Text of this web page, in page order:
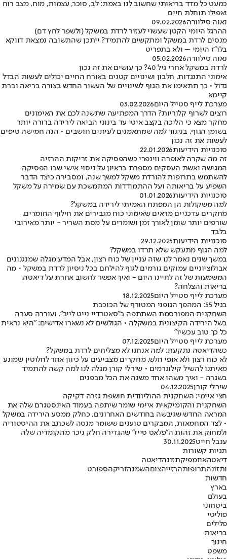
כמעט כל מדד בריאותי שחשוב לנו באמת: לב, סוכר, עצמות, מוח, מצב רוח
ואפילו תוחלת חיים
נאוה סילוורה09.02.2026
ההרגל היומי הקטן שעשוי לעזור לרדת במשקל (ולשפר לחץ דם)
מנסים לרדת במשקל ומתקשים להתמיד? ייתכן שהתשובה נמצאת דווקא
בלו"ז היומי – ולא בתפריט
נאוה סילוורה05.02.2026
לרדת במשקל אחרי גיל 40? כך עושים את זה נכון
אימוני התנגדות, חלבון ושינויים קטנים באורח החיים יכולים לעשות הבדל
גדול • כך תתאימו את הגוף לשינויים של העשור החדש בצורה בריאה וברת
קיימא
מערכת לייף סטייל היום03.02.2026
רוצים לשרוף קלוריות? הדרך המפתיעה שתשנה לכם את האימונים
מחקר מצא כי הליכה בקצב איטי עד בינוני הביאה לירידה ברורה יותר
בשומן הגוף, בניגוד למה שמתאמנים לעיתים חושבים • הנה חמישה טיפים
לעשות את זה נכון
סוכנויות הידיעות22.01.2026
זה מה שקרה לאופרה ווינפרי כשהפסיקה את זריקות ההרזיה
המגישה ואשת העסקים מספרת בראיון על ניסוי אישי שבו הפסיקה
להשתמש בתרופות להורדת משקל למשך שנה, ומסבירה כיצד הדבר
השפיע על בריאותה ועל ההתמודדות המתמשכת עם שמירה על משקל
סוכנויות הידיעות01.01.2026
למה משקולות הן המפתח האמיתי לירידה במשקל?
מחקרים עדכניים מראים שאימוני כוח מגבירים את חילוף החומרים,
שורפים יותר שומן לאורך זמן ושומרים על מסת השריר - יותר מאירובי
בלבד
סוכנויות הידיעות29.12.2025
למה הגוף מתעקש שלא תרדו במשקל?
במשך שנים נאמר לנו שזה עניין של כוח רצון, אבל המדע מגלה שמנגנונים
אבולוציוניים עמוקים גורמים לגוף להילחם בכל ניסיון לרדת במשקל • מה
המשמעות של זה לחיינו היום - ואיך אפשר לחשוב אחרת על דיאטה,
בריאות והצלחה?
מערכת לייף סטייל היום18.12.2025
בגיל 55: המהפך הגופני המטורף של הכוכבת
השחקנית המפורסמת השתתפה ב"סאטרדיי נייט לייב", ועוררה סערה
בשל הירידה הקיצונית במשקלה • הגולשים לא נשארו אדישים: "היא נראית
כל כך טוב עכשיו"
מערכת לייף סטייל היום07.12.2025
כשהדיאטה נתקעת: למה אנחנו לא מצליחים לרדת במשקל?
לא כוח רצון ולא אופי חלש, מחקרים מצביעים על כיוון אחר לחלוטין שמונע
מאיתנו להשיל קילוגרמים • שירלי קורן מגלה לנו למה קשה להתמיד
בשגרה - ואיך משהו אחד משנה את הכל מבפנים
שירלי קורן04.12.2025
חצי איימי: השחקנית ההוליוודית חושפת גזרה דקיקה
השחקנית והקומיקאית איימי שומר שיתפה בעמוד האינסטגרם שלה את
המראה החדש שגיבשה בחודשים האחרונים, כחלק ממסע הירידה במשקל
• לצד המחמאות, המבקרים טוענים ששומר מנסה לשכתב את ההיסטוריה
ולמחוק את זהות ה"פלאס סייז" שהגדירה חלק ניכר מהקומדיה שלה
ענבל חייט30.11.2025
תגיות קשורות
דיאטהאוזמפיקתזונהדיאטה
ותזונהתרופותהרזייהצוםהשמנהזריקהספורט
חדשות
בארץ
בעולם
ביטחוני
פוליטי
פלילים
בריאות
חינוך
משפט